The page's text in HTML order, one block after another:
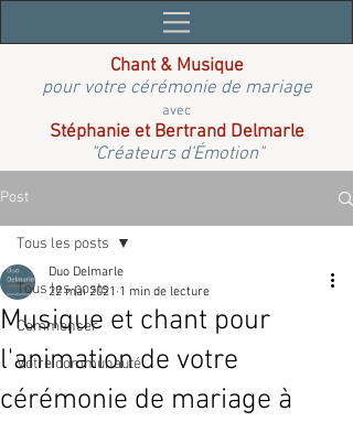
Chant & Musique
pour votre cérémonie de mariage
avec
Stéphanie et Bertrand Delmarle
"Créateurs d'Émotion"
Post
Tous les posts
Commencer
Votre communauté
Tous les posts
Musique et chant pour
l'animation de votre
cérémonie de mariage à
Duo Delmarle
22 mai 2021 1 min de lecture